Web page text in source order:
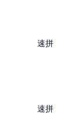
速拼
速拼